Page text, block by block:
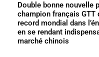
Double bonne nouvelle
champion français GTT
record mondial dans
en se rendant
marché chinois